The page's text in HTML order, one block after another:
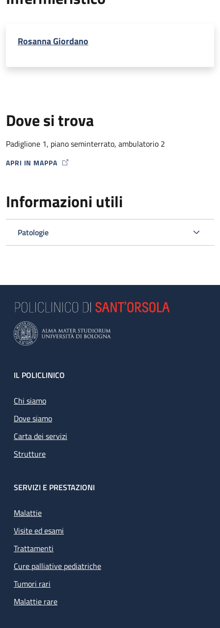
Rosanna Giordano
Dove si trova
Padiglione 1, piano seminterrato, ambulatorio 2
APRI IN MAPPA
MAP ICON
Informazioni utili
Patologie
Footer
IL POLICLINICO
Chi siamo
Dove siamo
Carta dei servizi
Strutture
SERVIZI E PRESTAZIONI
Malattie
Visite ed esami
Trattamenti
Cure palliative pediatriche
Tumori rari
Malattie rare